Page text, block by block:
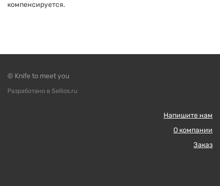
компенсируется.
© Knife to meet you
Разработано в Sellios.ru
Напишите нам
О компании
Заказ